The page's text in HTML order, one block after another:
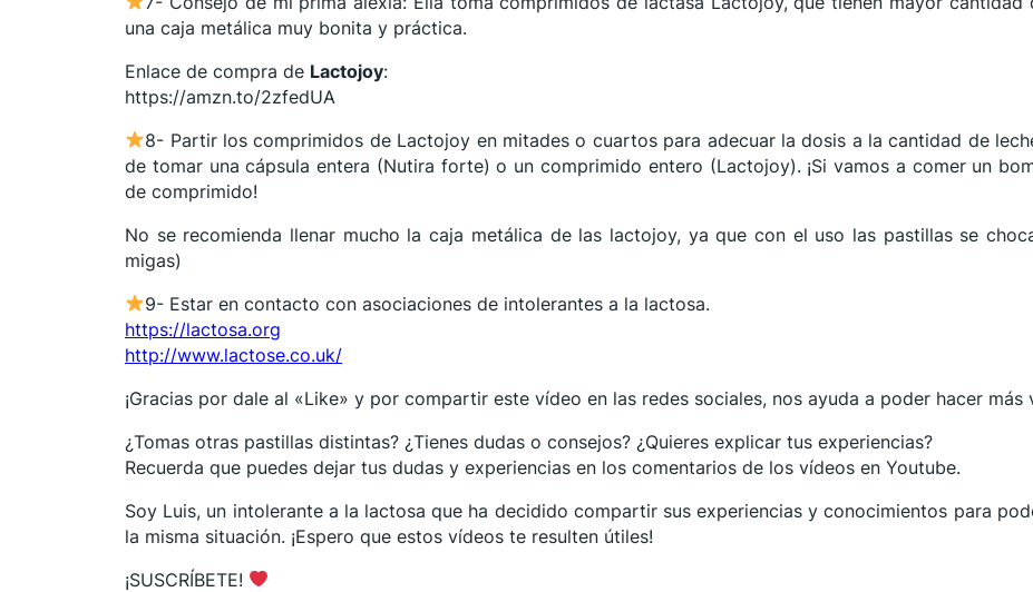
una caja metálica muy bonita y práctica.
Enlace de compra de Lactojoy:
https://amzn.to/2zfedUA
8- Partir los comprimidos de Lactojoy en mitades o cuartos para adecuar la dosis a la cantidad de
de tomar una cápsula entera (Nutira forte) o un comprimido entero (Lactojoy). ¡Si vamos a comer un
de comprimido!
No se recomienda llenar mucho la caja metálica de las lactojoy, ya que con el uso las pastillas se
migas)
9- Estar en contacto con asociaciones de intolerantes a la lactosa.
https://lactosa.org
http://www.lactose.co.uk/
¡Gracias por dale al «Like» y por compartir este vídeo en las redes sociales, nos ayuda a poder hacer más
¿Tomas otras pastillas distintas? ¿Tienes dudas o consejos? ¿Quieres explicar tus experiencias?
Recuerda que puedes dejar tus dudas y experiencias en los comentarios de los vídeos en Youtube.
Soy Luis, un intolerante a la lactosa que ha decidido compartir sus experiencias y conocimientos para
la misma situación. ¡Espero que estos vídeos te resulten útiles!
¡SUSCRÍBETE!